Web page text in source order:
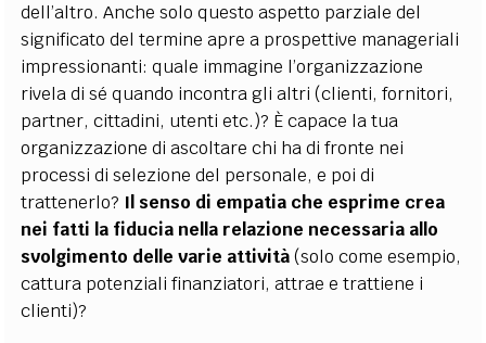
dell’altro. Anche solo questo aspetto parziale del
significato del termine apre a prospettive manageriali
impressionanti: quale immagine l’organizzazione
rivela di sé quando incontra gli altri (clienti, fornitori,
partner, cittadini, utenti etc.)? È capace la tua
organizzazione di ascoltare chi ha di fronte nei
processi di selezione del personale, e poi di
trattenerlo? Il senso di empatia che esprime crea
nei fatti la fiducia nella relazione necessaria allo
svolgimento delle varie attività(solo come esempio,
cattura potenziali finanziatori, attrae e trattiene i
clienti)?